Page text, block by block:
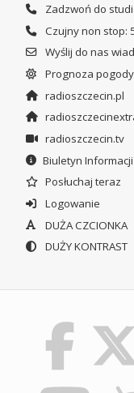
Zadzwoń do
Czujny non stop:
Wyślij do nas
Prognoza pogody
radioszczecin.pl
radioszczecin.tv
Biuletyn
Posłuchaj teraz
Logowanie
DUŻA CZCIONKA
DUŻY KONTRAST